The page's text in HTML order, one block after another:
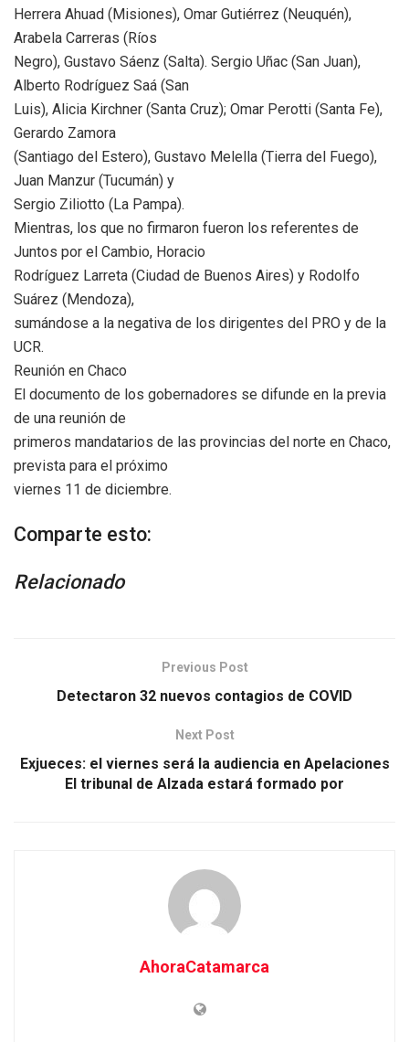
Herrera Ahuad (Misiones), Omar Gutiérrez (Neuquén),
Arabela Carreras (Ríos
Negro), Gustavo Sáenz (Salta). Sergio Uñac (San Juan),
Alberto Rodríguez Saá (San
Luis), Alicia Kirchner (Santa Cruz); Omar Perotti (Santa Fe),
Gerardo Zamora
(Santiago del Estero), Gustavo Melella (Tierra del Fuego),
Juan Manzur (Tucumán) y
Sergio Ziliotto (La Pampa).
Mientras, los que no firmaron fueron los referentes de
Juntos por el Cambio, Horacio
Rodríguez Larreta (Ciudad de Buenos Aires) y Rodolfo
Suárez (Mendoza),
sumándose a la negativa de los dirigentes del PRO y de la
UCR.
Reunión en Chaco
El documento de los gobernadores se difunde en la previa
de una reunión de
primeros mandatarios de las provincias del norte en Chaco,
prevista para el próximo
viernes 11 de diciembre.
Comparte esto:
Relacionado
Previous Post
Detectaron 32 nuevos contagios de COVID
Next Post
Exjueces: el viernes será la audiencia en Apelaciones
El tribunal de Alzada estará formado por
AhoraCatamarca